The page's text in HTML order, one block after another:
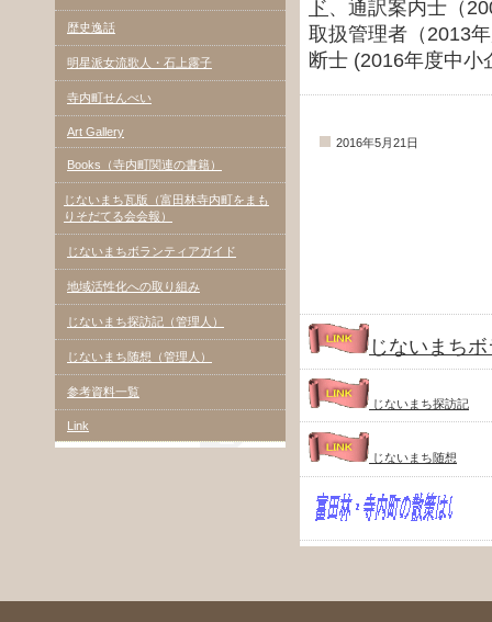
ド 、通訳案内士（
取扱管理者（2013
断士 (2016年度中
2016年5月21日
じないまち
じないまち探訪記
じないまち随想
歴史逸話
明星派女流歌人・石上露子
寺内町せんべい
Art Gallery
Books（寺内町関連の書籍）
じないまち瓦版（富田林寺内町をまも
りそだてる会会報）
じないまちボランティアガイド
地域活性化への取り組み
じないまち探訪記（管理人）
じないまち随想（管理人）
参考資料一覧
Link